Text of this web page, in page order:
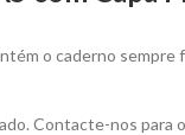
o caderno
Contacte-nos